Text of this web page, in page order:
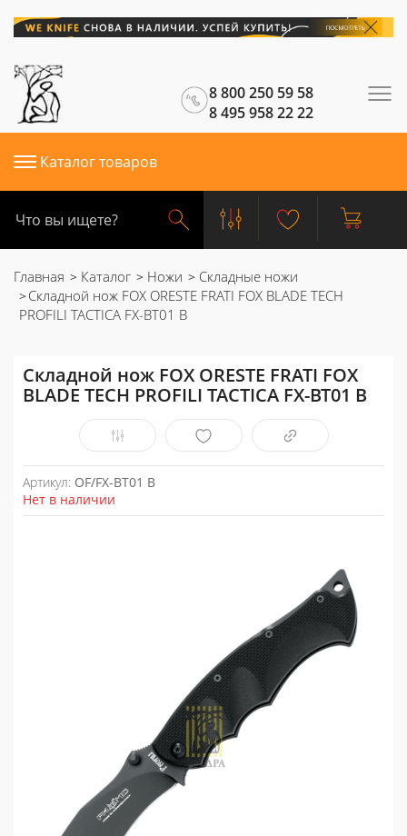
8 800 250 59 58
8 495 958 22 22
Каталог товаров
Главная Каталог Ножи
Складные ножи
Складной нож FOX ORESTE FRATI FOX BLADE TECH
PROFILI TACTICA FX-BT01 B
Складной нож FOX ORESTE FRATI FOX
BLADE TECH PROFILI TACTICA FX-BT01 B
Артикул: OF/FX-BT01 B
Нет в наличии